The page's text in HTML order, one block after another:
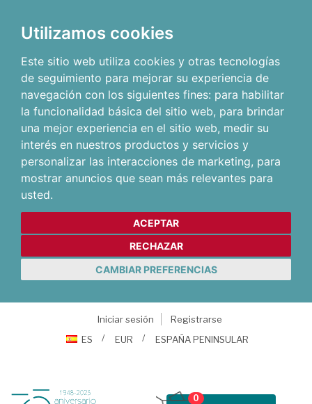
Utilizamos cookies
Este sitio web utiliza cookies y otras tecnologías
de seguimiento para mejorar su experiencia de
navegación con los siguientes fines: para habilitar
la funcionalidad básica del sitio web, para brindar
una mejor experiencia en el sitio web, medir su
interés en nuestros productos y servicios y
personalizar las interacciones de marketing, para
mostrar anuncios que sean más relevantes para
usted.
ACEPTAR
RECHAZAR
CAMBIAR PREFERENCIAS
Iniciar sesión
Registrarse
ES
EUR ESPAÑA PENINSULAR
0